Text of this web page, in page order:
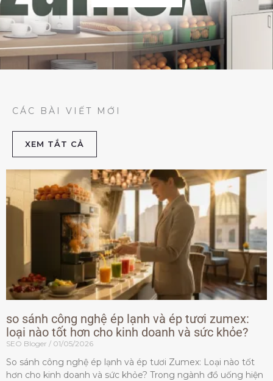
CÁC BÀI VIẾT MỚI
XEM TẮT CẢ
so sánh công nghệ ép lạnh và ép tươi zumex:
loại nào tốt hơn cho kinh doanh và sức khỏe?
SEO Bloger 01/05/2026
So sánh công nghệ ép lạnh và ép tươi Zumex: Loại nào tốt
hơn cho kinh doanh và sức khỏe? Trong ngành đồ uống hiện